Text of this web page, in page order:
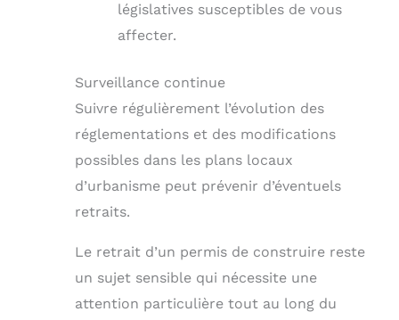
législatives susceptibles de vous
affecter.
Surveillance continue
Suivre régulièrement l’évolution des
réglementations et des modifications
possibles dans les plans locaux
d’urbanisme peut prévenir d’éventuels
retraits.
Le retrait d’un permis de construire reste
un sujet sensible qui nécessite une
attention particulière tout au long du